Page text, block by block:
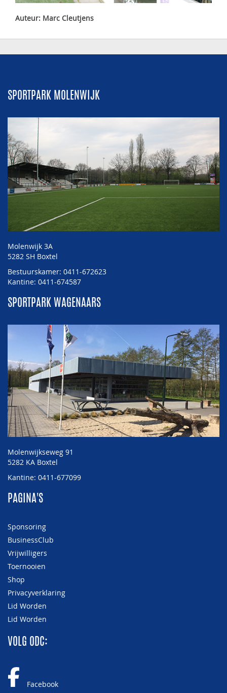
Auteur: Marc Cleutjens
SPORTPARK MOLENWIJK
Molenwijk 3A
5282 SH Boxtel
Bestuurskamer: 0411-672623
Kantine: 0411-674587
SPORTPARK WAGENAARS
Molenwijkseweg 91
5282 KA Boxtel
Kantine: 0411-677099
PAGINA'S
Sponsoring
BusinessClub
Vrijwilligers
Toernooien
Shop
Privacyverklaring
Lid Worden
Lid Worden
VOLG ODC:
Facebook